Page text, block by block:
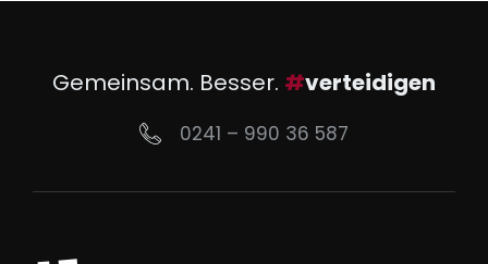
Gemeinsam. Besser. #verteidigen
0241 – 990 36 587